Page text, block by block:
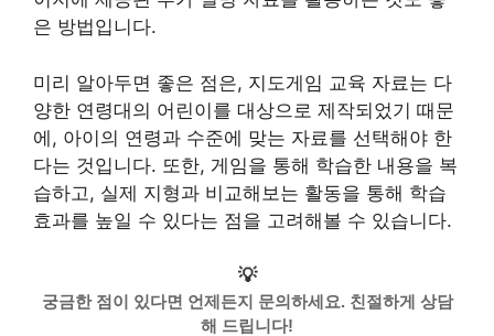
은 방법입니다.
미리 알아두면 좋은 점은, 지도게임 교육 자료는 다
양한 연령대의 어린이를 대상으로 제작되었기 때문
에, 아이의 연령과 수준에 맞는 자료를 선택해야 한
다는 것입니다. 또한, 게임을 통해 학습한 내용을 복
습하고, 실제 지형과 비교해보는 활동을 통해 학습
효과를 높일 수 있다는 점을 고려해볼 수 있습니다.
💡
궁금한 점이 있다면 언제든지 문의하세요. 친절하게 상담
해 드립니다!